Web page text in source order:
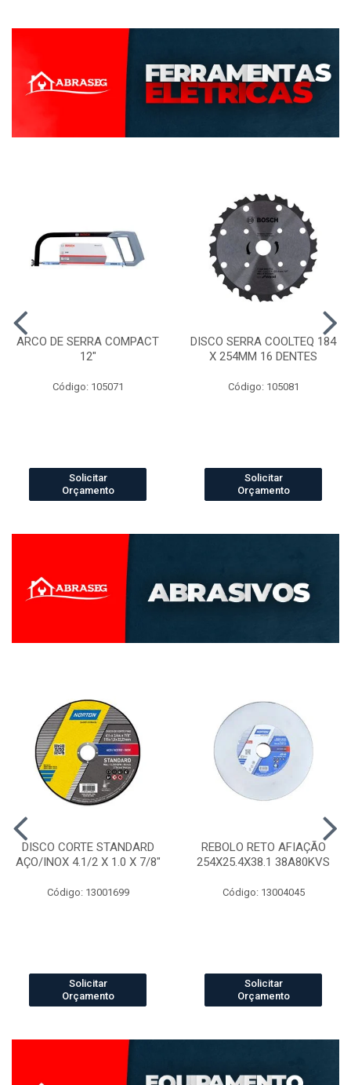
ARCO DE SERRA COMPACT
12"
Código: 105071
Solicitar
Orçamento
DISCO SERRA COOLTEQ 184
X 254MM 16 DENTES
Código: 105081
Solicitar
Orçamento
DISCO CORTE STANDARD
AÇO/INOX 4.1/2 X 1.0 X 7/8"
Código: 13001699
Solicitar
Orçamento
REBOLO RETO AFIAÇÃO
254X25.4X38.1 38A80KVS
Código: 13004045
Solicitar
Orçamento